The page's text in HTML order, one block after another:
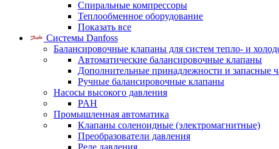
Спиральные компрессоры
Теплообменное оборудование
Показать все
Системы Danfoss
Балансировочные клапаны для систем тепло- и
Автоматические балансировочные клапаны
Дополнительные принадлежности и запасные
Ручные балансировочные клапаны
Насосы высокого давления
PAH
Промышленная автоматика
Клапаны соленоидные (электромагнитные)
Преобразователи давления
Реле давления